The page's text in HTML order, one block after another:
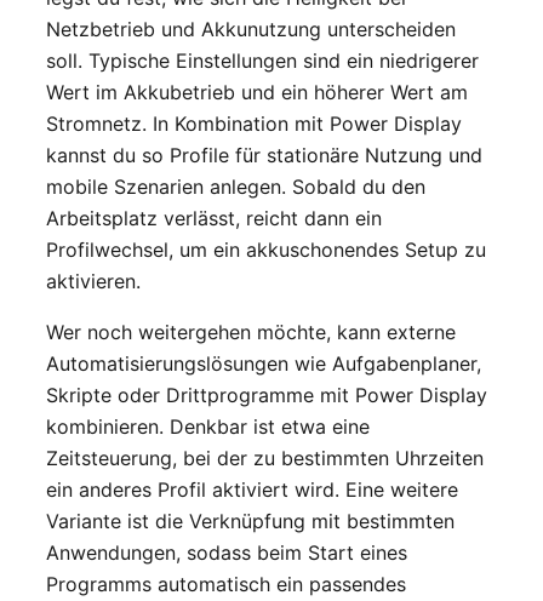
Netzbetrieb und Akkunutzung unterscheiden
soll. Typische Einstellungen sind ein niedrigerer
Wert im Akkubetrieb und ein höherer Wert am
Stromnetz. In Kombination mit Power Display
kannst du so Profile für stationäre Nutzung und
mobile Szenarien anlegen. Sobald du den
Arbeitsplatz verlässt, reicht dann ein
Profilwechsel, um ein akkuschonendes Setup zu
aktivieren.
Wer noch weitergehen möchte, kann externe
Automatisierungslösungen wie Aufgabenplaner,
Skripte oder Drittprogramme mit Power Display
kombinieren. Denkbar ist etwa eine
Zeitsteuerung, bei der zu bestimmten Uhrzeiten
ein anderes Profil aktiviert wird. Eine weitere
Variante ist die Verknüpfung mit bestimmten
Anwendungen, sodass beim Start eines
Programms automatisch ein passendes